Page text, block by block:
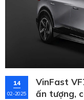
14
02-2025
VinFast
ấn tượng,